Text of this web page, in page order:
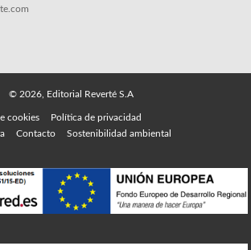
© 2026, Editorial Reverté S.A
cookies
Política de privacidad
Contacto Sostenibilidad ambiental